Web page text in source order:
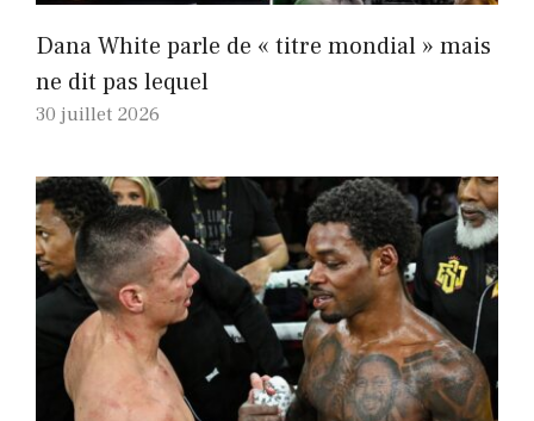
Dana White parle de « titre mondial » mais
ne dit pas lequel
30 juillet 2026